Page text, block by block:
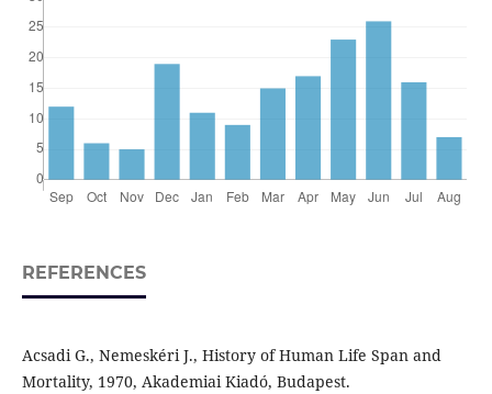
REFERENCES
Acsadi G., Nemeskéri J., History of Human Life Span and
Mortality, 1970, Akademiai Kiadó, Budapest.